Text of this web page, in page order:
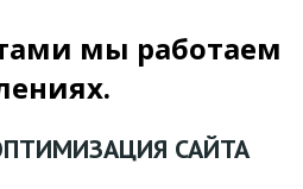
мы работаем
САЙТА